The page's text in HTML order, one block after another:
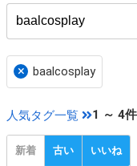
× baalcosplay
人気タグ一覧 1 ～ 4
新着 古い いいね